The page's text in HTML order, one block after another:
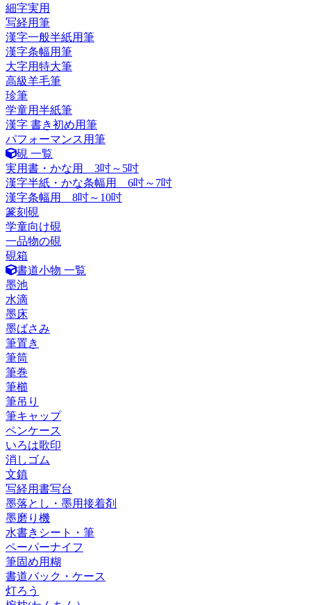
細字実用
写経用筆
漢字一般半紙用筆
漢字条幅用筆
大字用特大筆
高級羊毛筆
珍筆
学童用半紙筆
漢字 書き初め用筆
パフォーマンス用筆
硯 一覧
実用書・かな用 3吋～5吋
漢字半紙・かな条幅用 6吋～7吋
漢字条幅用 8吋～10吋
篆刻硯
学童向け硯
一品物の硯
硯箱
書道小物 一覧
墨池
水滴
墨床
墨ばさみ
筆置き
筆筒
筆巻
筆櫛
筆吊り
筆キャップ
ペンケース
いろは歌印
消しゴム
文鎮
写経用書写台
墨落とし・墨用接着剤
墨磨り機
水書きシート・筆
ペーパーナイフ
筆固め用糊
書道バック・ケース
灯ろう